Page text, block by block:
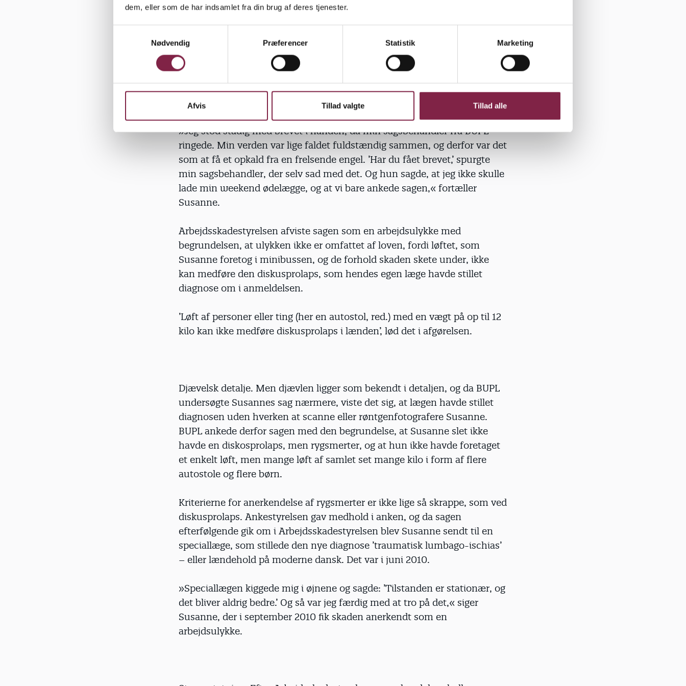
dem, eller som de har indsamlet fra din brug af deres tjenester.
v
Nødvendig Præferencer Statistik Marketing
Afvis Tillad valgte Tillad alle
Sagen afvises. Susanne fik mange og efterhånden mere foruroligende
breve fra Arbejdsskadestyrelsen, og det fik hende til at kontakte BUPL. Det
blev hun glad for. Fredag den 29. januar 2010 ved middagstid havde
posten lige været forbi med et brev fra Arbejdsskadestyrelsen, dateret
dagen før. Det var en afvisning af hendes sag.
»Jeg stod stadig med brevet i hånden, da min sagsbehandler fra BUPL
ringede. Min verden var lige faldet fuldstændig sammen, og derfor var det
som at få et opkald fra en frelsende engel. ’Har du fået brevet,’ spurgte
min sagsbehandler, der selv sad med det. Og hun sagde, at jeg ikke skulle
lade min weekend ødelægge, og at vi bare ankede sagen,« fortæller
Susanne.
Arbejdsskadestyrelsen afviste sagen som en arbejdsulykke med
begrundelsen, at ulykken ikke er omfattet af loven, fordi løftet, som
Susanne foretog i minibussen, og de forhold skaden skete under, ikke
kan medføre den diskusprolaps, som hendes egen læge havde stillet
diagnose om i anmeldelsen.
’Løft af personer eller ting (her en autostol, red.) med en vægt på op til 12
kilo kan ikke medføre diskusprolaps i lænden’, lød det i afgørelsen.
Djævelsk detalje. Men djævlen ligger som bekendt i detaljen, og da BUPL
undersøgte Susannes sag nærmere, viste det sig, at lægen havde stillet
diagnosen uden hverken at scanne eller røntgenfotografere Susanne.
BUPL ankede derfor sagen med den begrundelse, at Susanne slet ikke
havde en diskosprolaps, men rygsmerter, og at hun ikke havde foretaget
et enkelt løft, men mange løft af samlet set mange kilo i form af flere
autostole og flere børn.
Kriterierne for anerkendelse af rygsmerter er ikke lige så skrappe, som ved
diskusprolaps. Ankestyrelsen gav medhold i anken, og da sagen
efterfølgende gik om i Arbejdsskadestyrelsen blev Susanne sendt til en
speciallæge, som stillede den nye diagnose ’traumatisk lumbago-ischias’
– eller lændehold på moderne dansk. Det var i juni 2010.
»Speciallægen kiggede mig i øjnene og sagde: ’Tilstanden er stationær, og
det bliver aldrig bedre.’ Og så var jeg færdig med at tro på det,« siger
Susanne, der i september 2010 fik skaden anerkendt som en
arbejdsulykke.